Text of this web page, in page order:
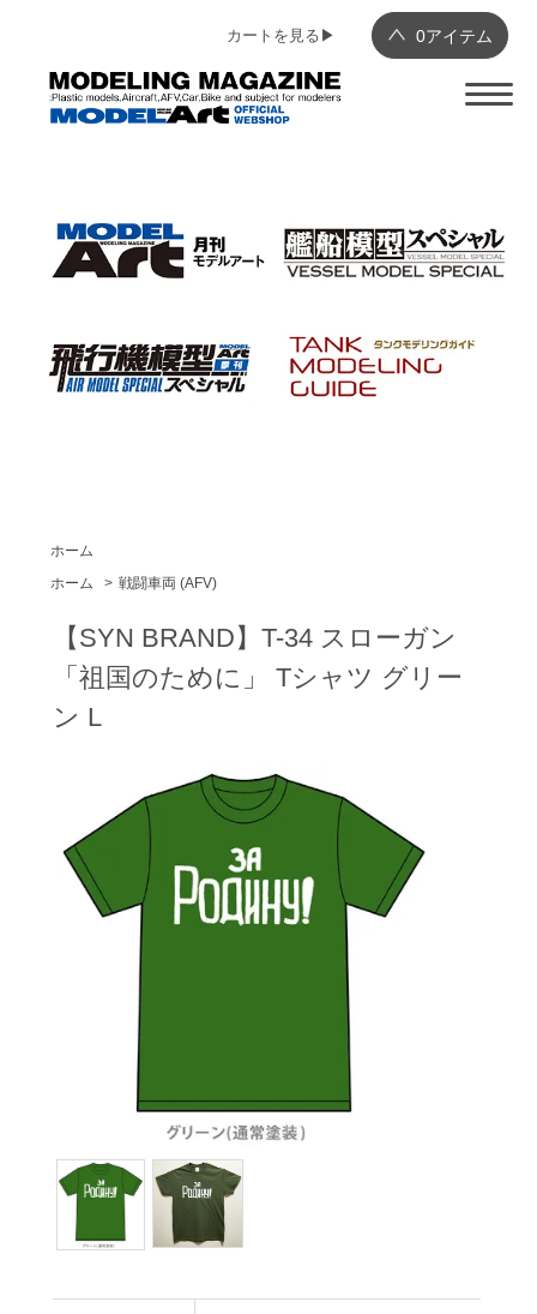
0アイテム
カートを見る▶︎
ホーム
ホーム
> 戦闘車両 (AFV)
【SYN BRAND】T-34 スローガン
「祖国のために」 Tシャツ グリー
ン L